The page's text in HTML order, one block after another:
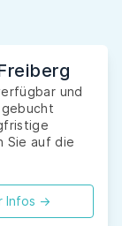
und
Sie auf die
Infos ->